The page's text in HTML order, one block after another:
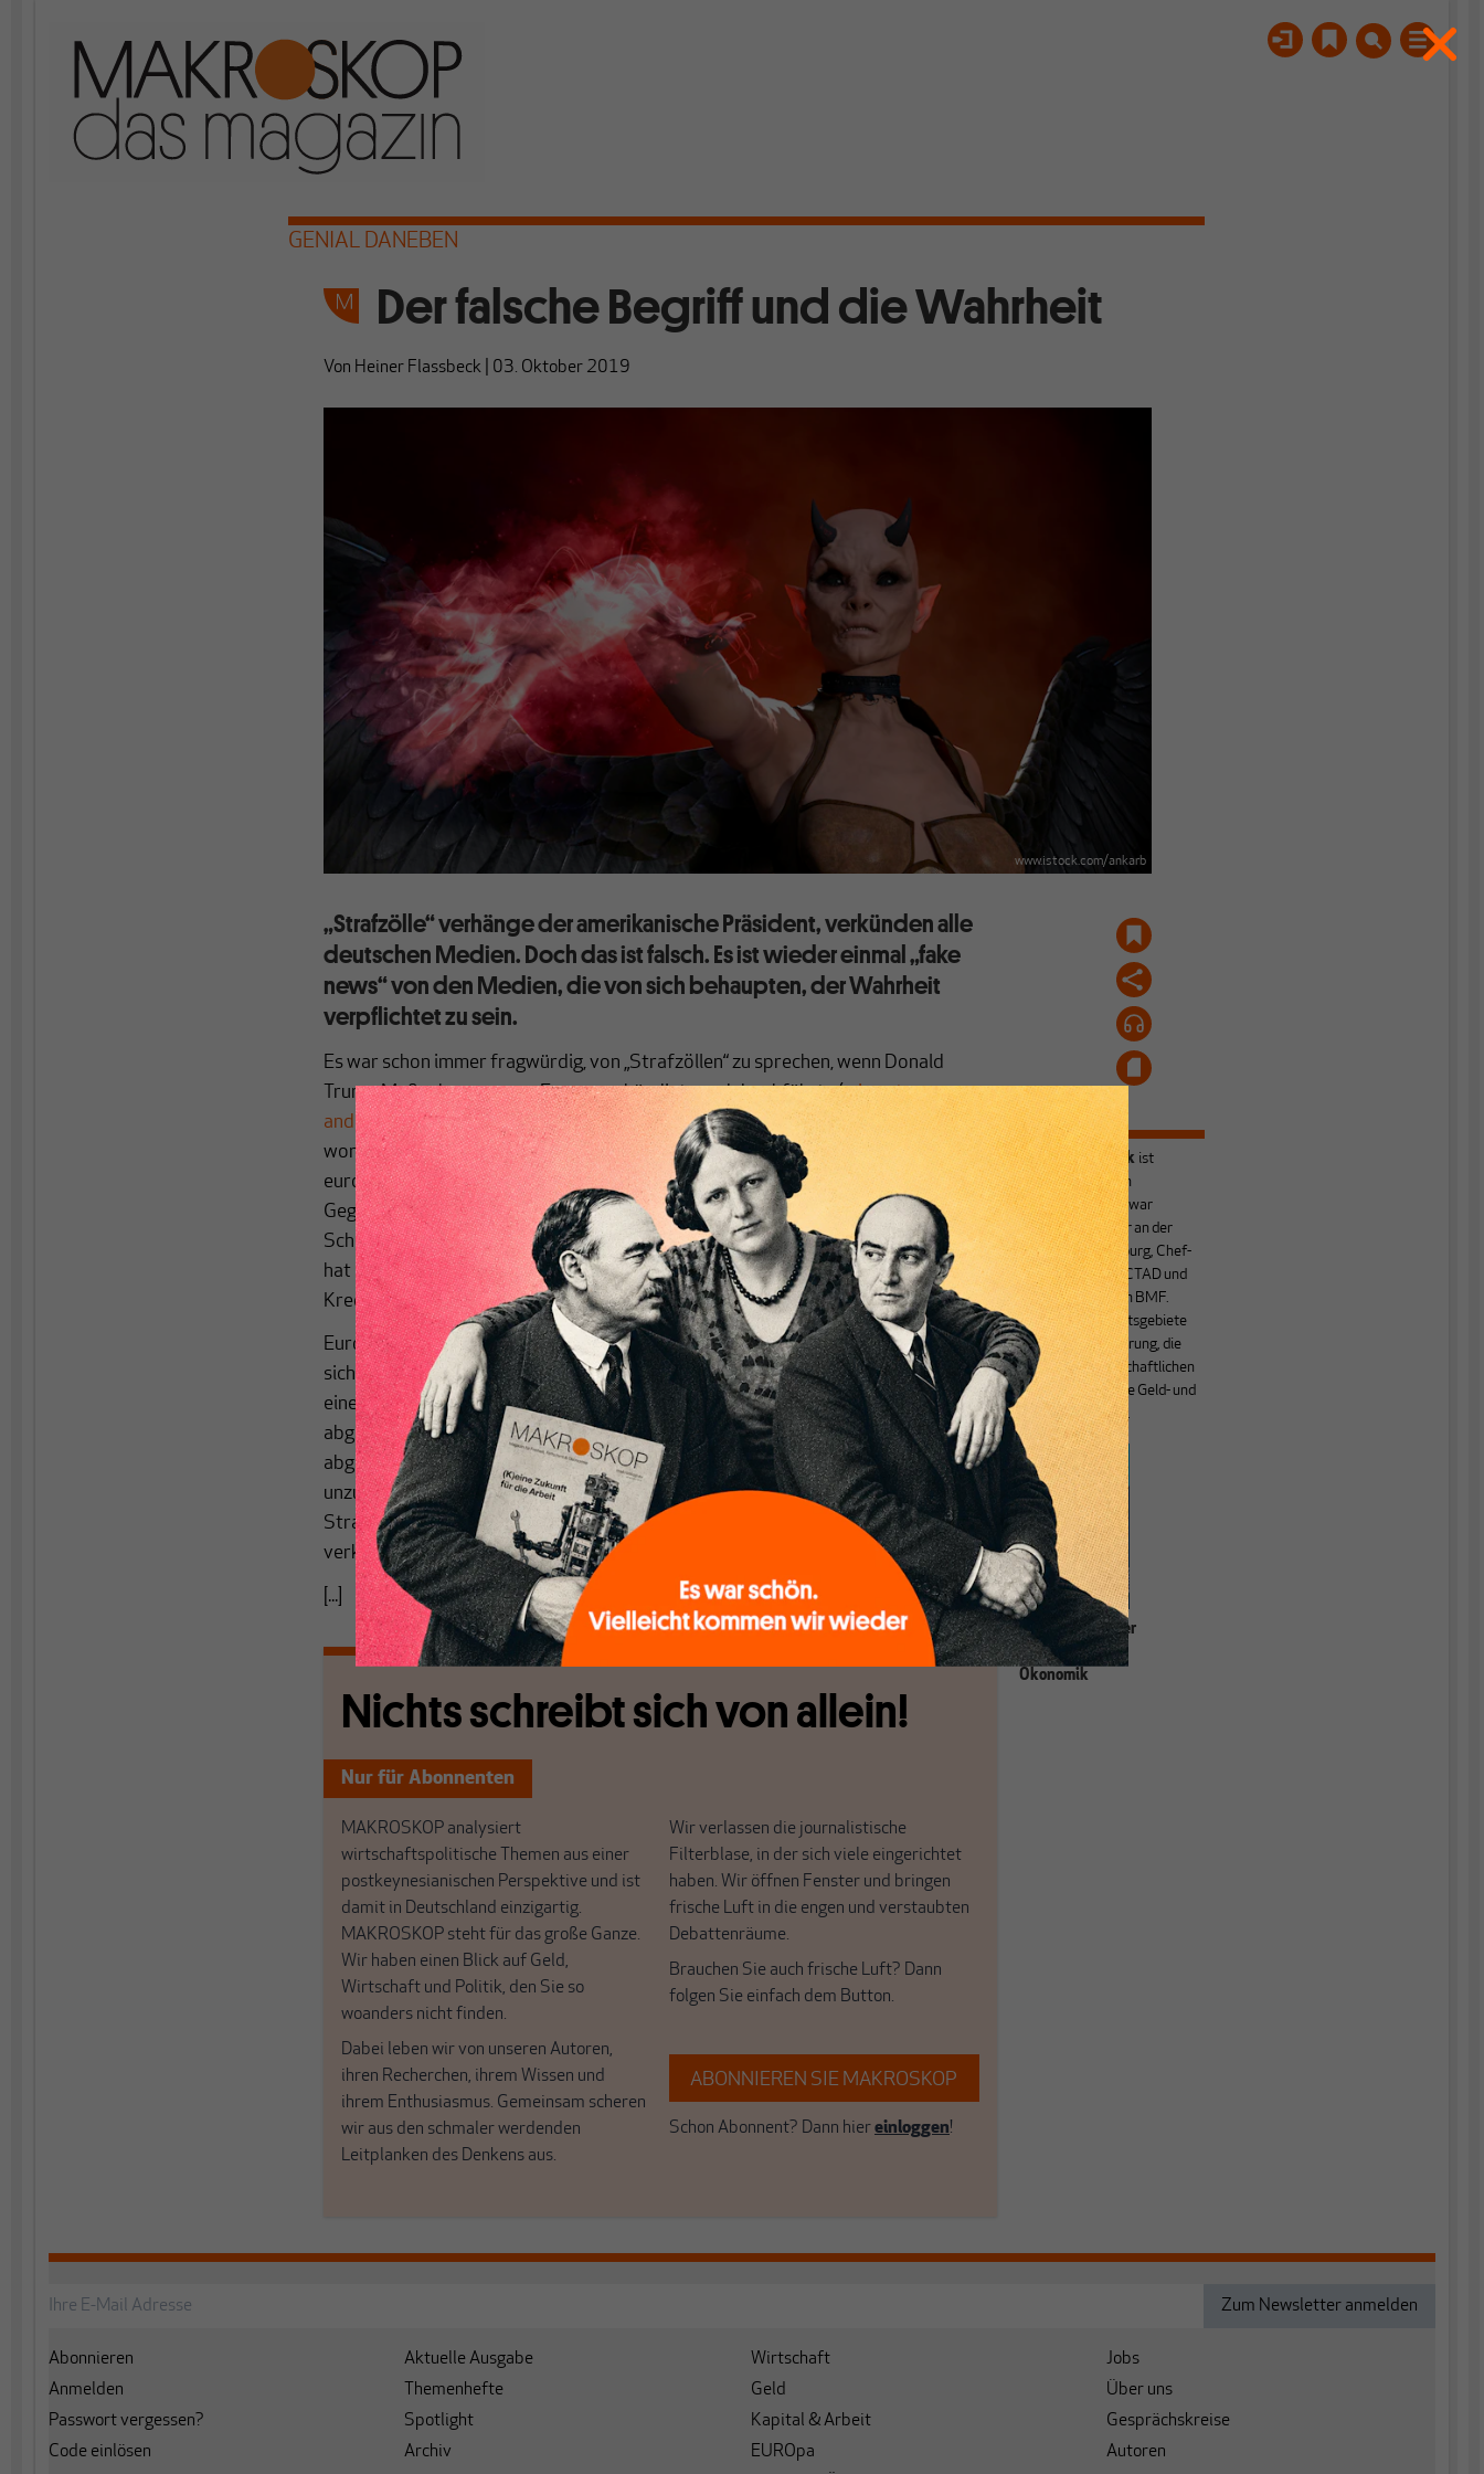
GENIAL DANEBEN
Der falsche Begriff und die Wahrheit
Von Heiner Flassbeck 03. Oktober 2019
www.istock.com/ankarb
„Strafzölle“ verhänge der amerikanische Präsident, verkünden alle
deutschen Medien. Doch das ist falsch. Es ist wieder einmal „fake
news“ von den Medien, die von sich behaupten, der Wahrheit
verpflichtet zu sein.
Es war schon immer fragwürdig, von „Strafzöllen“ zu sprechen, wenn Donald
Trump Maßnahmen gegen Europa ankündigte und durchführte (wie unter
anderem hier gezeigt). Dieses Mal ist es eindeutig eine Verfälschung dessen,
worum es geht. Denn dieses Mal kann Trump vollkommen legal Zölle auf
europäische Produkte erheben, weil es dabei um „Ausgleichs- oder
Gegenmaßnahmen (countermeasures)“ geht, die den USA von einem
Schiedsgericht der Welthandelsorganisation WTO zugestanden wurden. Europa
hat nämlich entgegen den Regeln der WTO, also illegal, Subventionen in Form von
Krediten für die Produktion des Airbus vergeben (hier die Quelle).
Europa müsse und könne sich wehren, heißt es allenthalben. Warum aber sollte
sich Europa gegen eine legale Maßnahme wehren? Um zu verwischen, wie absurd
eine solche Forderung ist, vermischt man diesen Fall, der von der WTO eindeutig
abgeschlossen ist, mit einem Fall, der vermutlich erst im nächsten Jahr
abgeschlossen wird. Europa hat nämlich auch bei der WTO gegen die USA wegen
unzulässiger Flugzeugsubventionen geklagt und im Prinzip gewonnen, aber das
Strafmaß (die Summe der mit Zöllen zu belegenden Waren) ist noch nicht
verkündet.
[...]
Nichts schreibt sich von allein!
Nur für Abonnenten
MAKROSKOP analysiert
wirtschaftspolitische Themen aus einer
postkeynesianischen Perspektive und ist
damit in Deutschland einzigartig.
MAKROSKOP steht für das große Ganze.
Wir haben einen Blick auf Geld,
Wirtschaft und Politik, den Sie so
woanders nicht finden.
Dabei leben wir von unseren Autoren,
ihren Recherchen, ihrem Wissen und
ihrem Enthusiasmus. Gemeinsam scheren
wir aus den schmaler werdenden
Leitplanken des Denkens aus.
Wir verlassen die journalistische
Filterblase, in der sich viele eingerichtet
haben. Wir öffnen Fenster und bringen
frische Luft in die engen und verstaubten
Debattenräume.
Brauchen Sie auch frische Luft? Dann
folgen Sie einfach dem Button.
ABONNIEREN SIE MAKROSKOP
Schon Abonnent? Dann hiereinloggen!
Heiner Flassbeck ist
Mitbegründer von
MAKROSKOP.Er war
Honorarprofessor an der
Universität Hamburg, Chef-
Volkswirt der UNCTAD und
Staatssekretär im BMF.
Seine Hauptarbeitsgebiete
sind die Globalisierung, die
Theorie der wirtschaftlichen
Entwicklung sowie Geld- und
Währungstheorie.
Grundlagen einer
relevanten
Ökonomik
Abonnieren
Anmelden
Passwort vergessen?
Code einlösen
Aktuelle Ausgabe
Themenhefte
Spotlight
Archiv
Wirtschaft
Geld
Kapital & Arbeit
EUROpa
Jobs
Über uns
Gesprächskreise
Autoren